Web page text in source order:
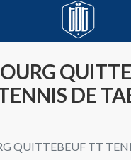
DE
QUITTEBEUF TT